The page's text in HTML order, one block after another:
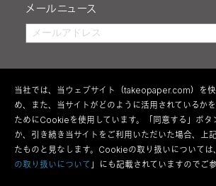
メールニュース
当社では、当ウェブサイト（takeopaper.com）を
め、また、当サイトがどのように活用されているか
ためにCookieを使用しています。「同意する」ボタ
か、引き続き当サイトをご利用いただいた場合、上
たものと見なします。Cookieの取り扱いについては
の取り扱いについて 」にも記載されていますのでご